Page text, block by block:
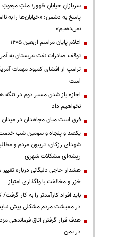
سربازانِ خیابانِ ظهور؛ ملتِ
پاسخ به دشمن: «خیابان‌ها را به
نمی‌دهیم»
اعلام پایان مراسم اربعین ۱۴۰۵
توقف صادرات نفت عربستان به
ترامپ از افشای کمبود مهمات
است
اجازه باز شدن مسیر دوم در تنگه
نخواهیم داد
فرق است میان مجاهدان در میدان
یکصد و پنجاه و سومین شب
شهدای رزکان، تریبون مردم و
ریشه‌ای مشکلات شهری
هشدار حاجی دلیگانی درباره
خزر و مخالفت با واگذاری امتیاز
باید افراد کارآمدتر را به کار
در معیشت مردم مشکلی پیش
هدف قرار گرفتن اتاق‌ فرماندهی
در یمن